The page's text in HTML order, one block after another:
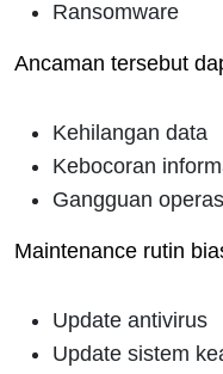
Ransomware
Ancaman tersebut
Kehilangan data
Kebocoran
Gangguan
Maintenance rutin
Update antivirus
Update sistem